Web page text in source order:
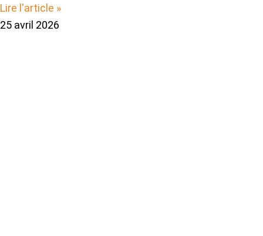
Lire l'article »
25 avril 2026